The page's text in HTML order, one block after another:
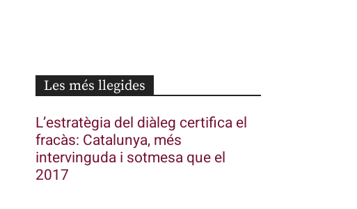
Les més llegides
L’estratègia del diàleg certifica el
fracàs: Catalunya, més
intervinguda i sotmesa que el
2017